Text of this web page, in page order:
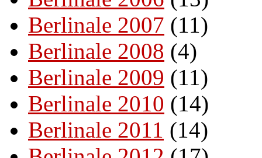
Berlinale 2007 (11)
Berlinale 2008 (4)
Berlinale 2009 (11)
Berlinale 2010 (14)
Berlinale 2011 (14)